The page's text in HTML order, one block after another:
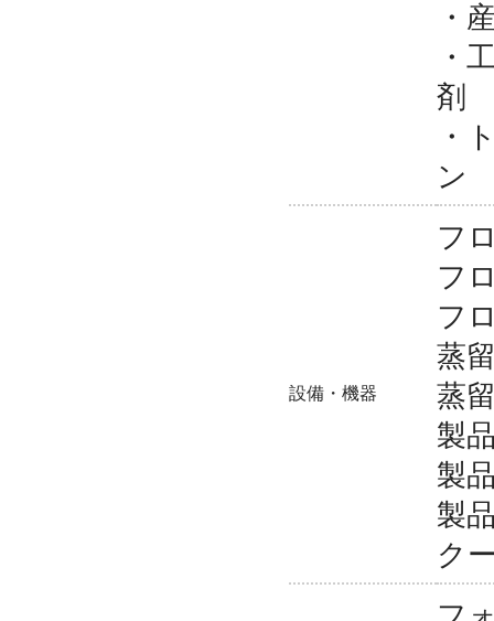
・
・
剤
・
ン
設備・機器
フ
フ
フ
蒸
蒸
製
製
製
ク